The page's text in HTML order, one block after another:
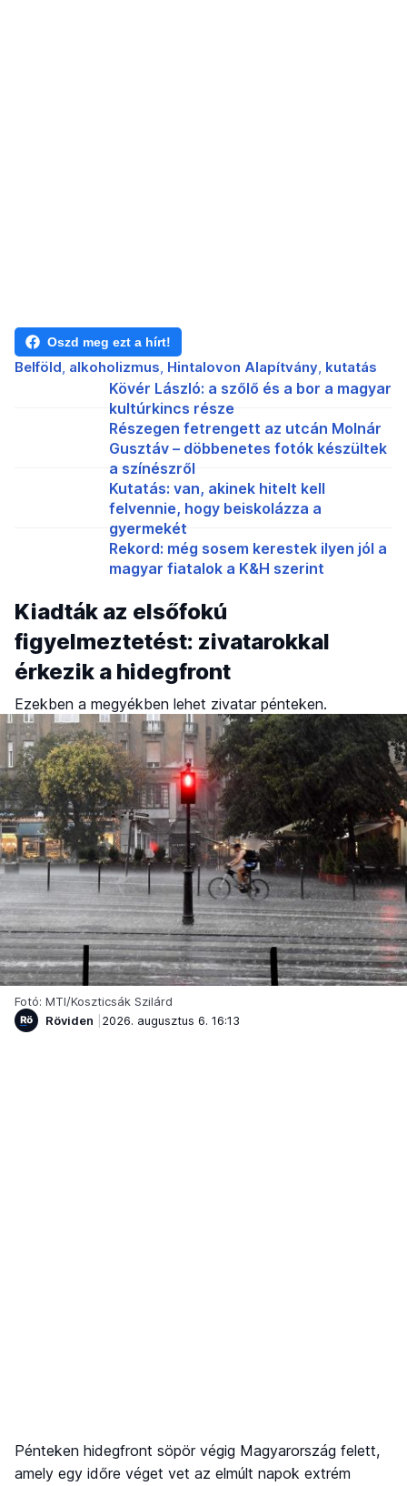
Oszd meg ezt a hírt!
Belföld alkoholizmus Hintalovon Alapítvány kutatás
Kövér László: a szőlő és a bor a magyar
kultúrkincs része
Részegen fetrengett az utcán Molnár
Gusztáv – döbbenetes fotók készültek
a színészről
Kutatás: van, akinek hitelt kell
felvennie, hogy beiskolázza a
gyermekét
Rekord: még sosem kerestek ilyen jól a
magyar fiatalok a K&H szerint
Kiadták az elsőfokú
figyelmeztetést: zivatarokkal
érkezik a hidegfront
Ezekben a megyékben lehet zivatar pénteken.
Fotó: MTI/Koszticsák Szilárd
Röviden
2026. augusztus 6. 16:13
Pénteken hidegfront söpör végig Magyarország felett,
amely egy időre véget vet az elmúlt napok extrém